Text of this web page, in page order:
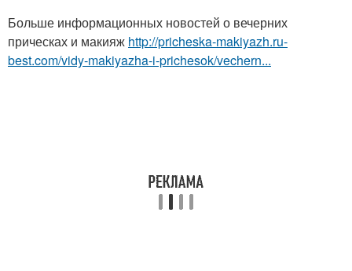
Больше информационных новостей о вечерних
прическах и макияж http://pricheska-makiyazh.ru-
best.com/vidy-makiyazha-i-prichesok/vechern...